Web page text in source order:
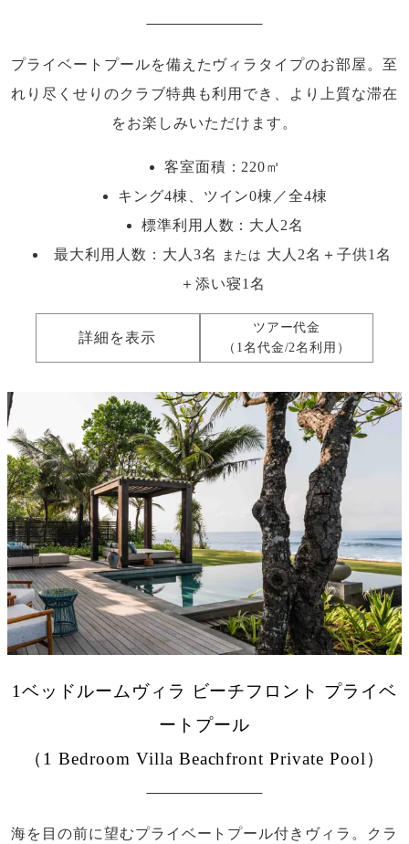
プライベートプールを備えたヴィラタイプのお部屋。至
れり尽くせりのクラブ特典も利用でき、より上質な滞在
をお楽しみいただけます。
客室面積：220㎡
キング4棟、ツイン0棟／全4棟
標準利用人数： 大人2名
最大利用人数： 大人3名 または 大人2名＋子供1名
＋添い寝1名
詳細を表示
ツアー代金
（1名代金/2名利用）
1ベッドルームヴィラ ビーチフロント プライベ
ートプール
（1 Bedroom Villa Beachfront Private Pool）
海を目の前に望むプライベートプール付きヴィラ。クラ